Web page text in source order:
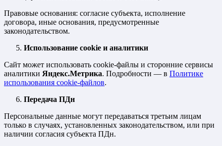
Правовые основания: согласие субъекта, исполнение
договора, иные основания, предусмотренные
законодательством.
Использование cookie и аналитики
Сайт может использовать cookie-файлы и сторонние сервисы
аналитики Яндекс.Метрика. Подробности — в Политике
использования cookie-файлов.
Передача ПДн
Персональные данные могут передаваться третьим лицам
только в случаях, установленных законодательством, или при
наличии согласия субъекта ПДн.